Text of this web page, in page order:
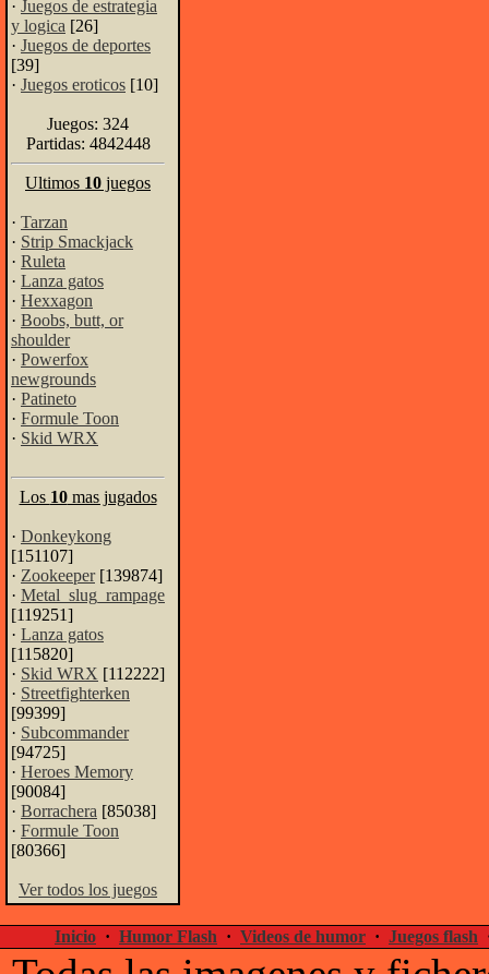
· Juegos de estrategia
y logica [26]
· Juegos de deportes
[39]
· Juegos eroticos [10]
Juegos: 324
Partidas: 4842448
Ultimos 10 juegos
· Tarzan
· Strip Smackjack
· Ruleta
· Lanza gatos
· Hexxagon
· Boobs, butt, or
shoulder
· Powerfox
newgrounds
· Patineto
· Formule Toon
· Skid WRX
Los 10mas jugados
· Donkeykong
[151107]
· Zookeeper[139874]
· Metal_slug_rampage
[119251]
· Lanza gatos
[115820]
· Skid WRX [112222]
· Streetfighterken
[99399]
· Subcommander
[94725]
· Heroes Memory
[90084]
· Borrachera [85038]
· Formule Toon
[80366]
Ver todos los juegos
Inicio · Humor Flash · Videos de humor · Juegos flash